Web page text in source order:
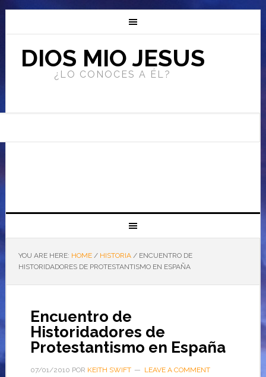
DIOS MIO JESUS
¿LO CONOCES A ÉL?
YOU ARE HERE: HOME / HISTORIA /ENCUENTRO DE
HISTORIDADORES DE PROTESTANTISMO EN ESPAÑA
Encuentro de
Historidadores de
Protestantismo en España
07/01/2010 POR KEITH SWIFT LEAVE A COMMENT